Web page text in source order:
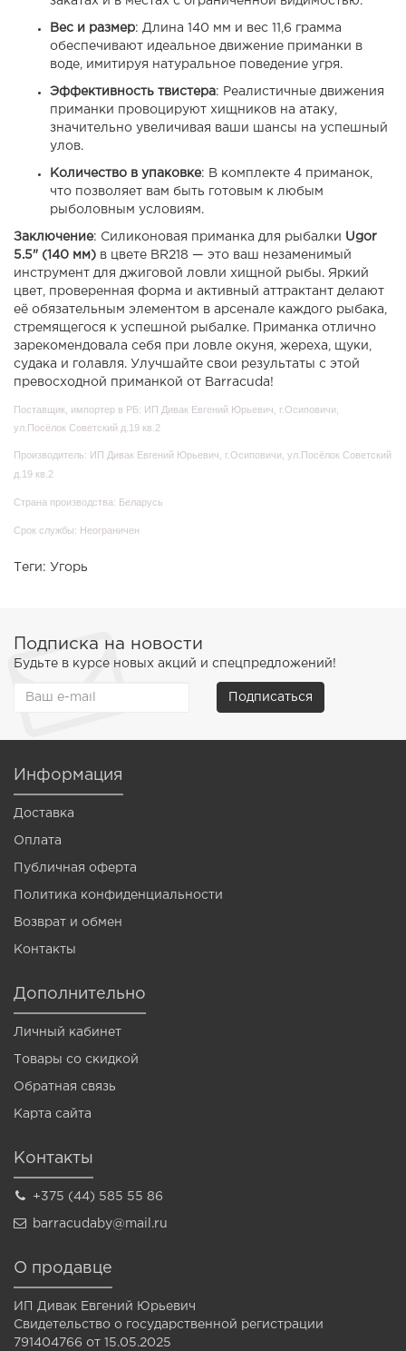
Вес и размер: Длина 140 мм и вес 11,6 грамма
обеспечивают идеальное движение приманки в
воде, имитируя натуральное поведение угря.
Эффективность твистера: Реалистичные движения
приманки провоцируют хищников на атаку,
значительно увеличивая ваши шансы на успешный
улов.
Количество в упаковке: В комплекте 4 приманок,
что позволяет вам быть готовым к любым
рыболовным условиям.
Заключение: Силиконовая приманка для рыбалки Ugor
5.5" (140 мм) в цвете BR218 — это ваш незаменимый
инструмент для джиговой ловли хищной рыбы. Яркий
цвет, проверенная форма и активный аттрактант делают
её обязательным элементом в арсенале каждого рыбака,
стремящегося к успешной рыбалке. Приманка отлично
зарекомендовала себя при ловле окуня, жереха, щуки,
судака и голавля. Улучшайте свои результаты с этой
превосходной приманкой от Barracuda!
Поставщик, импортер в РБ: ИП Дивак Евгений Юрьевич, г.Осиповичи,
ул.Посёлок Советский д.19 кв.2
Производитель: ИП Дивак Евгений Юрьевич, г.Осиповичи, ул.Посёлок Советский
д.19 кв.2
Страна производства: Беларусь
Срок службы: Неограничен
Теги: Угорь
Подписка на новости
Будьте в курсе новых акций и спецпредложений!
Подписаться
Информация
Доставка
Оплата
Публичная оферта
Политика конфиденциальности
Возврат и обмен
Контакты
Дополнительно
Личный кабинет
Товары со скидкой
Обратная связь
Карта сайта
Контакты
+375 (44) 585 55 86
barracudaby@mail.ru
О продавце
ИП Дивак Евгений Юрьевич
Свидетельство о государственной регистрации
791404766 от 15.05.2025